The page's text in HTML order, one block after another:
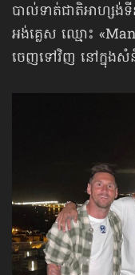
បាល់ទាត់​ជាតិអាហ្សង់
អង់គ្លេស ឈ្មោះ
ចេញទៅវិញ នៅក្នុងសំ